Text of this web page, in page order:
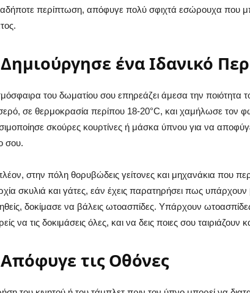
περίπτωση, απόφυγε πολύ σφιχτά εσώρουχα που
ένα Ιδανικό
του δωματίου σου επηρεάζει άμεσα την
σε θερμοκρασία περίπου 18-20°C, και χαμήλωσε τον
σκούρες κουρτίνες ή μάσκα ύπνου για να
σου.
στην πόλη θορυβώδεις γείτονες και μηχανάκια που
σκυλιά και γάτες, εάν έχεις παρατηρήσει πως
δοκίμασε να βάλεις ωτοασπίδες. Υπάρχουν
να τις δοκιμάσεις όλες, και να δεις ποιες σου ταιριάζουν
τις Οθόνες